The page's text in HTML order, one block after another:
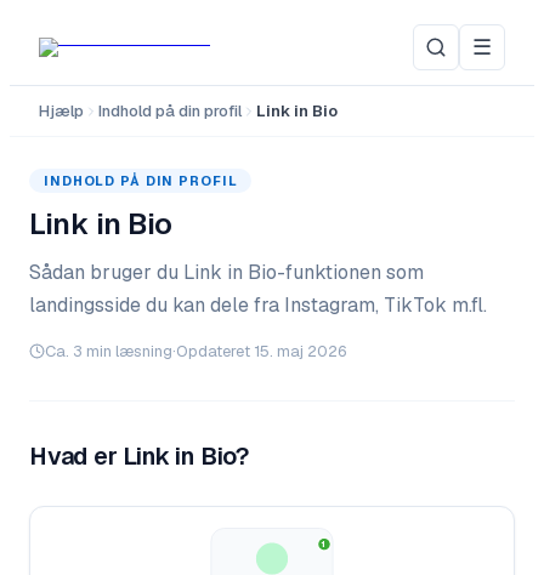
☰
Hjælp Indhold på din profil Link in Bio
INDHOLD PÅ DIN PROFIL
Link in Bio
Sådan bruger du Link in Bio-funktionen som
landingsside du kan dele fra Instagram, TikTok m.fl.
Ca. 3 min læsning·Opdateret 15. maj 2026
Hvad er Link in Bio?
1